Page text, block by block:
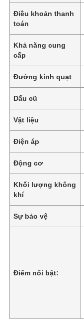
Điều khoản thanh
toán
Khả năng cung
cấp
Đường kính quạt
Dấu cũ
Vật liệu
Điện áp
Động cơ
Khối lượng không
khí
Sự bảo vệ
Điểm nổi bật: